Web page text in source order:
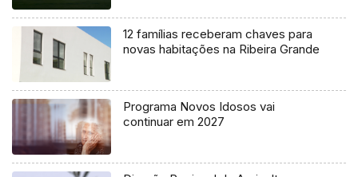
12 famílias receberam chaves para
novas habitações na Ribeira Grande
Programa Novos Idosos vai
continuar em 2027